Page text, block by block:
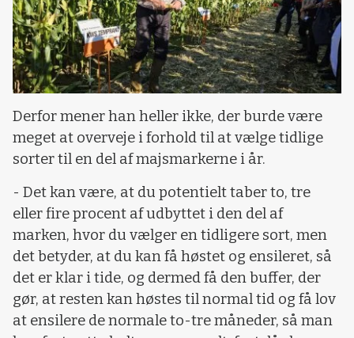
Derfor mener han heller ikke, der burde være
meget at overveje i forhold til at vælge tidlige
sorter til en del af majsmarkerne i år.
- Det kan være, at du potentielt taber to, tre
eller fire procent af udbyttet i den del af
marken, hvor du vælger en tidligere sort, men
det betyder, at du kan få høstet og ensileret, så
det er klar i tide, og dermed få den buffer, der
gør, at resten kan høstes til normal tid og få lov
at ensilere de normale to-tre måneder, så man